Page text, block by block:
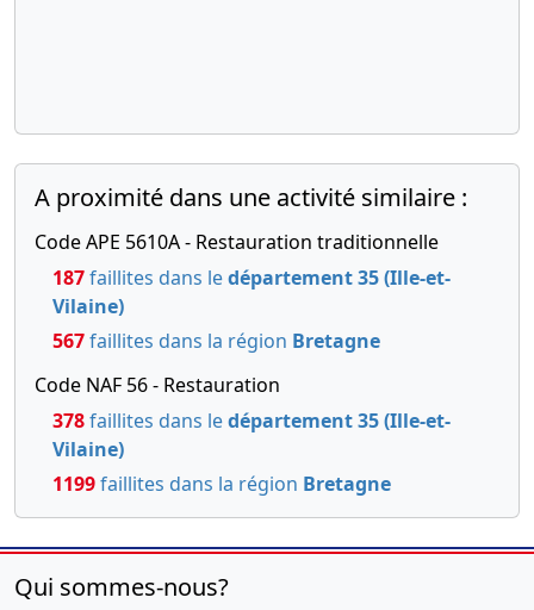
A proximité dans une activité similaire :
Code APE 5610A - Restauration traditionnelle
187faillites dans ledépartement 35 (Ille-et-
Vilaine)
567faillites dans la région Bretagne
Code NAF 56 - Restauration
378faillites dans ledépartement 35 (Ille-et-
Vilaine)
1199faillites dans la région Bretagne
Qui sommes-nous?